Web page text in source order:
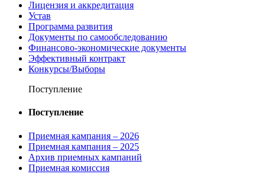
Лицензия и аккредитация
Устав
Программа развития
Документы по самообследованию
Финансово-экономические документы
Эффективный контракт
Конкурсы/Выборы
Поступление
Поступление
Приемная кампания – 2026
Приемная кампания – 2025
Архив приемных кампаний
Приемная комиссия